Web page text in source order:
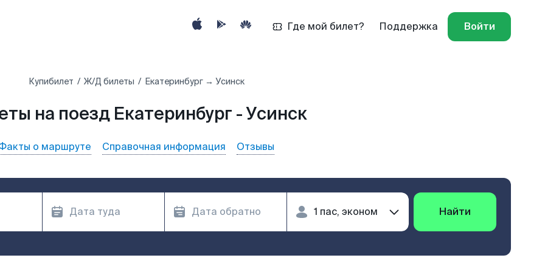
Где мой билет? Поддержка Войти
Купибилет Ж/Д билеты Екатеринбург → Усинск
на поезд Екатеринбург - Усинск
о маршруте Справочная информация Отзывы
Найти